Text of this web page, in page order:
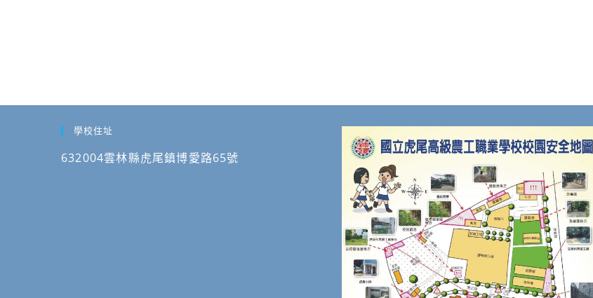
學校住址
632004雲林縣虎尾鎮博愛路65號